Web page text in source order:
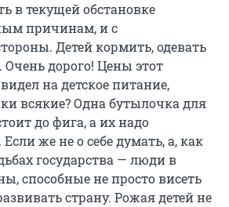
в текущей обстановке
причинам, и с
Детей кормить, одевать
Очень дорого! Цены этот
на детское питание,
всякие? Одна бутылочка для
до фига, а их надо
же не о себе думать, а, как
государства — люди в
способные не просто висеть
страну. Рожая детей не